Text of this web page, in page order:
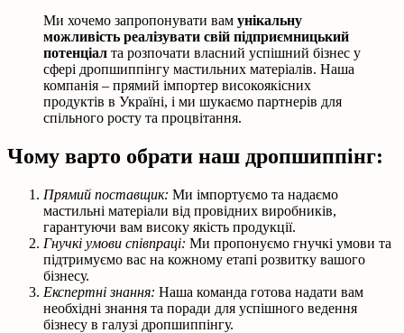
Ми хочемо запропонувати вам унікальну
можливість реалізувати свій підприємницький
потенціал та розпочати власний успішний бізнес у
сфері дропшиппінгу мастильних матеріалів. Наша
компанія – прямий імпортер високоякісних
продуктів в Україні, і ми шукаємо партнерів для
спільного росту та процвітання.
Чому варто обрати наш дропшиппінг:
Прямий поставщик: Ми імпортуємо та надаємо
мастильні матеріали від провідних виробників,
гарантуючи вам високу якість продукції.
Гнучкі умови співпраці: Ми пропонуємо гнучкі умови та
підтримуємо вас на кожному етапі розвитку вашого
бізнесу.
Експертні знання: Наша команда готова надати вам
необхідні знання та поради для успішного ведення
бізнесу в галузі дропшиппінгу.